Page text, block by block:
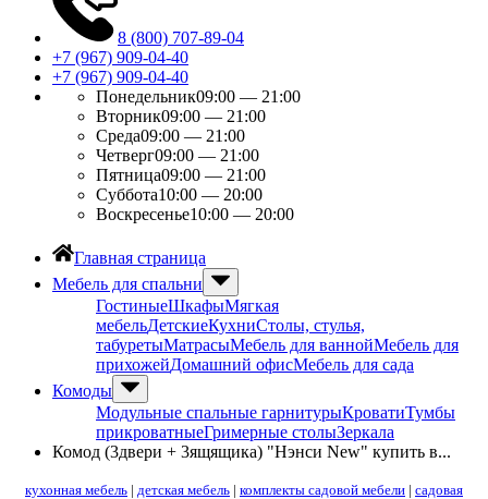
8 (800) 707-89-04
+7 (967) 909-04-40
+7 (967) 909-04-40
Понедельник09:00 — 21:00
Вторник09:00 — 21:00
Среда09:00 — 21:00
Четверг09:00 — 21:00
Пятница09:00 — 21:00
Суббота10:00 — 20:00
Воскресенье10:00 — 20:00
Главная страница
Мебель для спальни
ГостиныеШкафыМягкая
мебельДетскиеКухниСтолы, стулья,
табуретыМатрасыМебель для ваннойМебель для
прихожейДомашний офисМебель для сада
Комоды
Модульные спальные гарнитурыКроватиТумбы
прикроватныеГримерные столыЗеркала
Комод (3двери + 3ящящика) "Нэнси New" купить в...
кухонная мебель | детская мебель | комплекты садовой мебели | садовая